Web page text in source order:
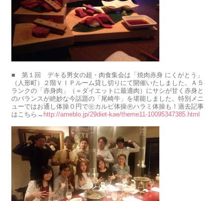
■ 第１回 デキる男女の超・肉食集会は「焼肉赤身 にくがとう」
（人形町）２階ＶＩＰルーム貸し切りにて開催いたしました。Ａ５
ランクの「赤身肉」（＝ダイエットに最適肉）にサシが甘く赤身と
のバランスが絶妙な今話題の「尾崎牛」を堪能しました。特別メニ
ューではお通し体操０円で㊛カルビ体操㊚ハラミ体操も！過去記事
はこちら→ http://ameblo.jp/29diet-kae/theme11-10095347385.html